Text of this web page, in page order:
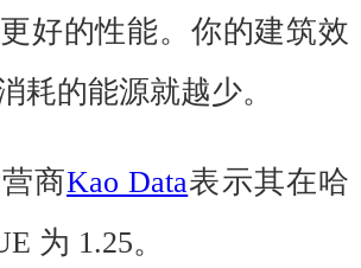
好的性能。你的建筑效
耗的能源就越少。
商Kao Data表示其在哈
为 1.25。